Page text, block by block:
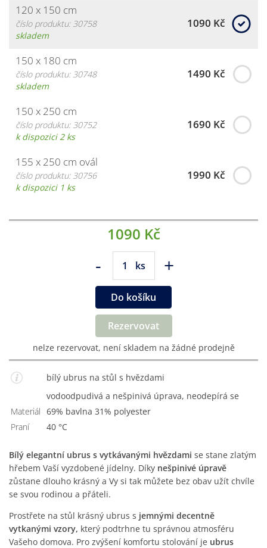
120 x 150 cm
číslo produktu: 30758
skladem
1090 Kč
150 x 180 cm
číslo produktu: 30748
skladem
1490 Kč
150 x 250 cm
číslo produktu: 30752
k dispozici 2 ks
1690 Kč
155 x 250 cm ovál
číslo produktu: 30756
k dispozici 1 ks
1990 Kč
1090 Kč
- ks +
Do košíku
Rezervovat
nelze rezervovat, není skladem na žádné prodejně
bílý ubrus na stůl s hvězdami
vodoodpudivá a nešpinivá úprava, neodepírá se
Materiál
69% bavlna 31% polyester
Praní
40 °C
Bílý elegantní ubrus s vytkávanými hvězdami se stane zlatým
hřebem Vaší vyzdobené jídelny. Díky nešpinivé úpravě
zůstane dlouho krásný a Vy si tak můžete bez obav užít chvíle
se svou rodinou a přáteli.
Prostřete na stůl krásný ubrus s jemnými decentně
vytkanými vzory, který podtrhne tu správnou atmosféru
Vašeho domova. Pro zvýšení komfortu stolování je ubrus